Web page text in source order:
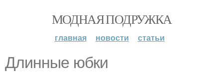
МОДНАЯ ПОДРУЖКА
главная новости статьи
Длинные юбки